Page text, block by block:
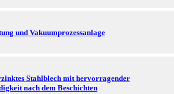
und Vakuumprozessanlage
Stahlblech mit hervorragender
nach dem Beschichten